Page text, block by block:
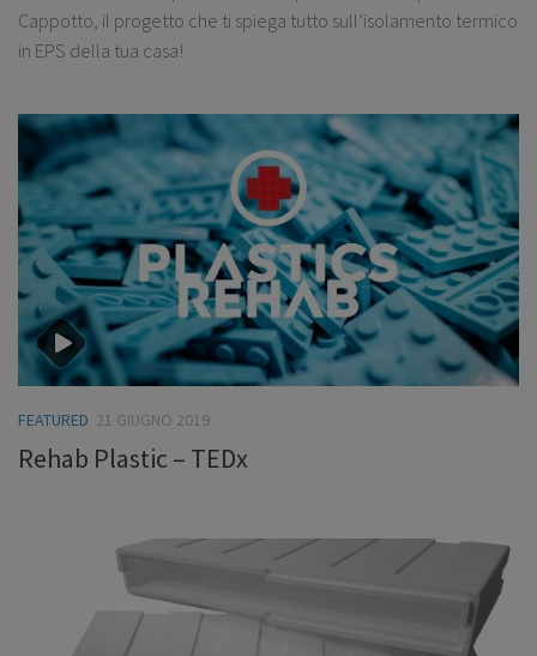
Cappotto, il progetto che ti spiega tutto sull’isolamento termico
in EPS della tua casa!
FEATURED 21 GIUGNO 2019
Rehab Plastic – TEDx